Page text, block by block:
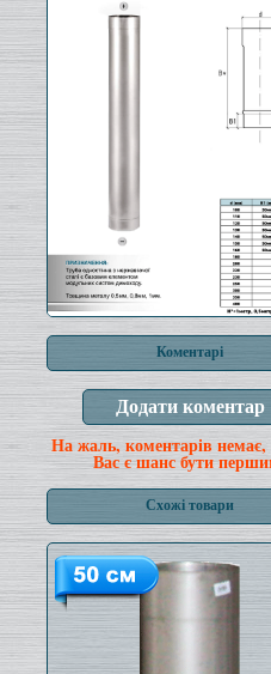
Коментарі
На жаль, коментарів немає,
Вас є шанс бути
Схожі товари